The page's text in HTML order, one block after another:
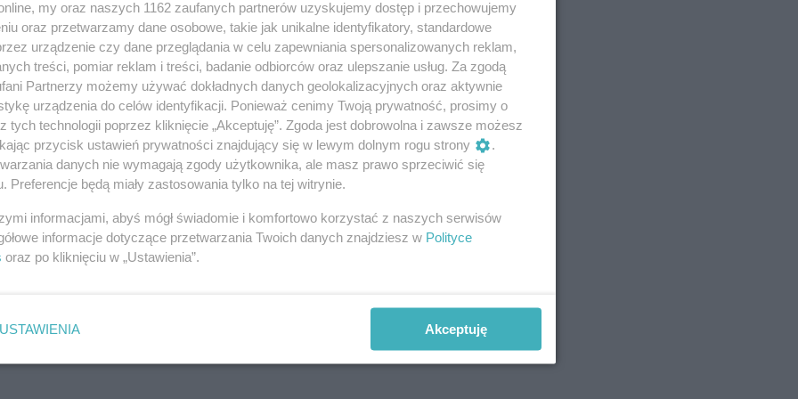
Powiadom znajomych
URL: https://ino.online/go/c56kRGzom1MXlYq7
my oraz naszych 1162 zaufanych partnerów uzyskujemy dostęp i przechowujemy
oraz przetwarzamy dane osobowe, takie jak unikalne identyfikatory, standardowe
urządzenie czy dane przeglądania w celu zapewniania spersonalizowanych reklam,
treści, pomiar reklam i treści, badanie odbiorców oraz ulepszanie usług. Za zgodą
Partnerzy możemy używać dokładnych danych geolokalizacyjnych oraz aktywnie
urządzenia do celów identyfikacji. Ponieważ cenimy Twoją prywatność, prosimy o
tych technologii poprzez kliknięcie „Akceptuję”. Zgoda jest dobrowolna i zawsze możesz
przycisk ustawień prywatności znajdujący się w lewym dolnym rogu strony
.
danych nie wymagają zgody użytkownika, ale masz prawo sprzeciwić się
Preferencje będą miały zastosowania tylko na tej witrynie.
informacjami, abyś mógł świadomie i komfortowo korzystać z naszych serwisów
informacje dotyczące przetwarzania Twoich danych znajdziesz w Polityce
oraz po kliknięciu w „Ustawienia”.
USTAWIENIA Akceptuję